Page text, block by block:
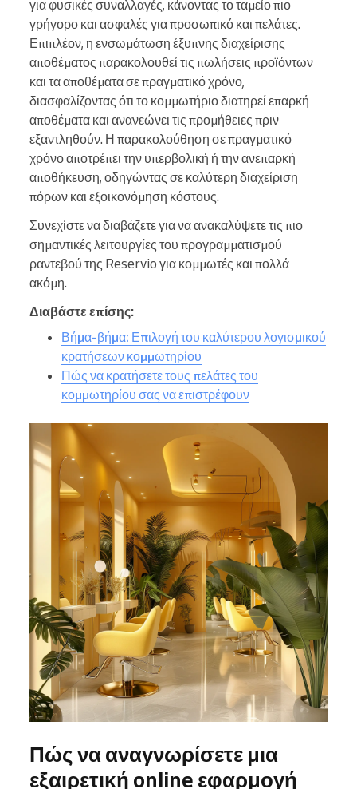
για φυσικές συναλλαγές, κάνοντας το ταμείο πιο
γρήγορο και ασφαλές για προσωπικό και πελάτες.
Επιπλέον, η ενσωμάτωση έξυπνης διαχείρισης
αποθέματος παρακολουθεί τις πωλήσεις προϊόντων
και τα αποθέματα σε πραγματικό χρόνο,
διασφαλίζοντας ότι το κομμωτήριο διατηρεί επαρκή
αποθέματα και ανανεώνει τις προμήθειες πριν
εξαντληθούν. Η παρακολούθηση σε πραγματικό
χρόνο αποτρέπει την υπερβολική ή την ανεπαρκή
αποθήκευση, οδηγώντας σε καλύτερη διαχείριση
πόρων και εξοικονόμηση κόστους.
Συνεχίστε να διαβάζετε για να ανακαλύψετε τις πιο
σημαντικές λειτουργίες του προγραμματισμού
ραντεβού της Reservio για κομμωτές και πολλά
ακόμη.
Διαβάστε επίσης:
Βήμα-βήμα: Επιλογή του καλύτερου λογισμικού
κρατήσεων κομμωτηρίου
Πώς να κρατήσετε τους πελάτες του
κομμωτηρίου σας να επιστρέφουν
Πώς να αναγνωρίσετε μια
εξαιρετική online εφαρμογή